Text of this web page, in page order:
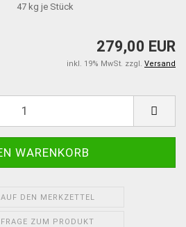
47 kg je Stück
279,00 EUR
inkl. 19% MwSt. zzgl. Versand
AUF DEN MERKZETTEL
FRAGE ZUM PRODUKT